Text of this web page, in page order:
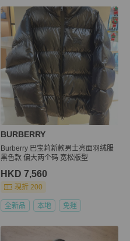
BURBERRY
Burberry 巴宝莉新款男士亮面羽绒服
黑色款 偏大两个码 宽松版型
HKD 7,560
現折 200
全新品 本地 免運